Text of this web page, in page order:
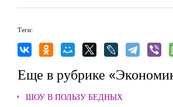
Теги:
Еще в рубрике
ШОУ В ПОЛЬЗУ БЕДНЫХ